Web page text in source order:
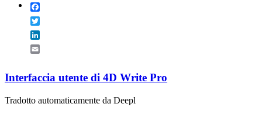
Interfaccia utente di 4D Write Pro
Tradotto automaticamente da Deepl